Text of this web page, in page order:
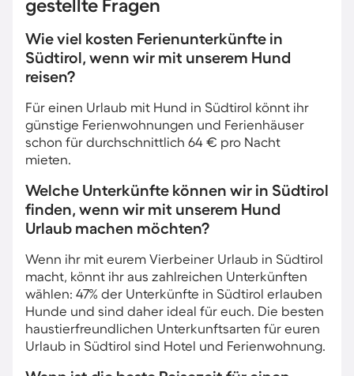
gestellte Fragen
Wie viel kosten Ferienunterkünfte in
Südtirol, wenn wir mit unserem Hund
reisen?
Für einen Urlaub mit Hund in Südtirol könnt ihr
günstige Ferienwohnungen und Ferienhäuser
schon für durchschnittlich 64 € pro Nacht
mieten.
Welche Unterkünfte können wir in Südtirol
finden, wenn wir mit unserem Hund
Urlaub machen möchten?
Wenn ihr mit eurem Vierbeiner Urlaub in Südtirol
macht, könnt ihr aus zahlreichen Unterkünften
wählen: 47% der Unterkünfte in Südtirol erlauben
Hunde und sind daher ideal für euch. Die besten
haustierfreundlichen Unterkunftsarten für euren
Urlaub in Südtirol sind Hotel und Ferienwohnung.